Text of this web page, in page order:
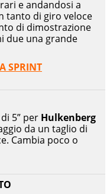
5” per Hulkenberg
da un taglio di
Cambia poco o
e andandosi a
tanto di giro veloce
di dimostrazione
due una grande
SPRINT